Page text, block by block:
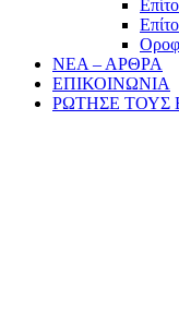
ΝΕΑ – ΑΡΘΡΑ
ΕΠΙΚΟΙΝΩΝΙΑ
ΡΩΤΗΣΕ ΤΟΥΣ